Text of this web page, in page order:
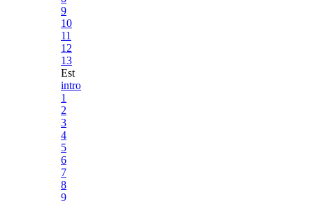
9
10
11
12
13
Est
intro
1
2
3
4
5
6
7
8
9